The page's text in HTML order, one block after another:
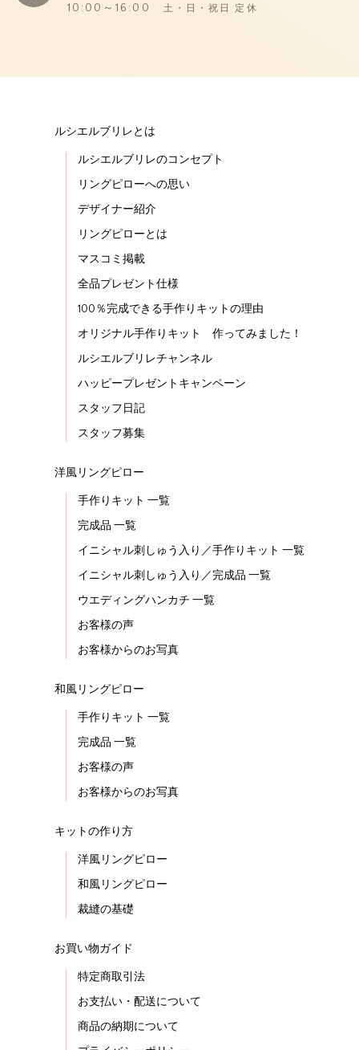
10:00～16:00 土・日・祝日 定休
ルシエルブリレとは
ルシエルブリレのコンセプト
リングピローへの思い
デザイナー紹介
リングピローとは
マスコミ掲載
全品プレゼント仕様
100％完成できる手作りキットの理由
オリジナル手作りキット 作ってみました！
ルシエルブリレチャンネル
ハッピープレゼントキャンペーン
スタッフ日記
スタッフ募集
洋風リングピロー
手作りキット 一覧
完成品 一覧
イニシャル刺しゅう入り／手作りキット 一覧
イニシャル刺しゅう入り／完成品 一覧
ウエディングハンカチ 一覧
お客様の声
お客様からのお写真
和風リングピロー
手作りキット 一覧
完成品 一覧
お客様の声
お客様からのお写真
キットの作り方
洋風リングピロー
和風リングピロー
裁縫の基礎
お買い物ガイド
特定商取引法
お支払い・配送について
商品の納期について